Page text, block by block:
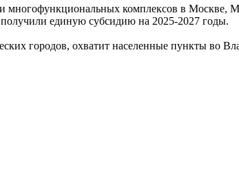
многофункциональных комплексов в Москве,
единую субсидию на 2025-2027 годы.
городов, охватит населенные пункты во